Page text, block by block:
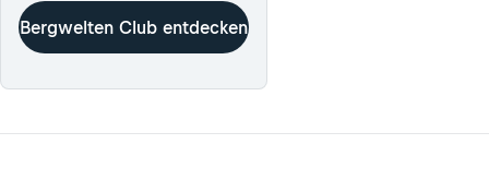
Bergwelten Club entdecken